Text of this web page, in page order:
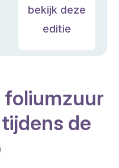
bekijk deze
editie
foliumzuur
de